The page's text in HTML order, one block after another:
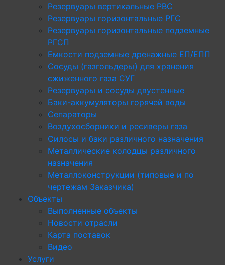
Резервуары вертикальные РВС
Резервуары горизонтальные РГС
Резервуары горизонтальные подземные
РГСП
Емкости подземные дренажные ЕП/ЕПП
Сосуды (газгольдеры) для хранения
сжиженного газа СУГ
Резервуары и сосуды двустенные
Баки-аккумуляторы горячей воды
Сепараторы
Воздухосборники и ресиверы газа
Силосы и баки различного назначения
Металлические колодцы различного
назначения
Металлоконструкции (типовые и по
чертежам Заказчика)
Объекты
Выполненные объекты
Новости отрасли
Карта поставок
Видео
Услуги